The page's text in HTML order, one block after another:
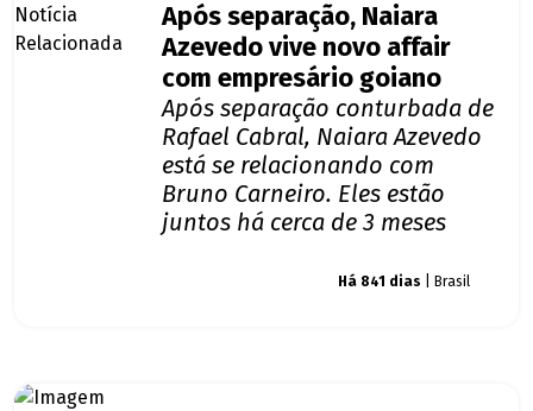
Após separação, Naiara
Azevedo vive novo affair
com empresário goiano
Após separação conturbada de
Rafael Cabral, Naiara Azevedo
está se relacionando com
Bruno Carneiro. Eles estão
juntos há cerca de 3 meses
Há 841 dias | Brasil